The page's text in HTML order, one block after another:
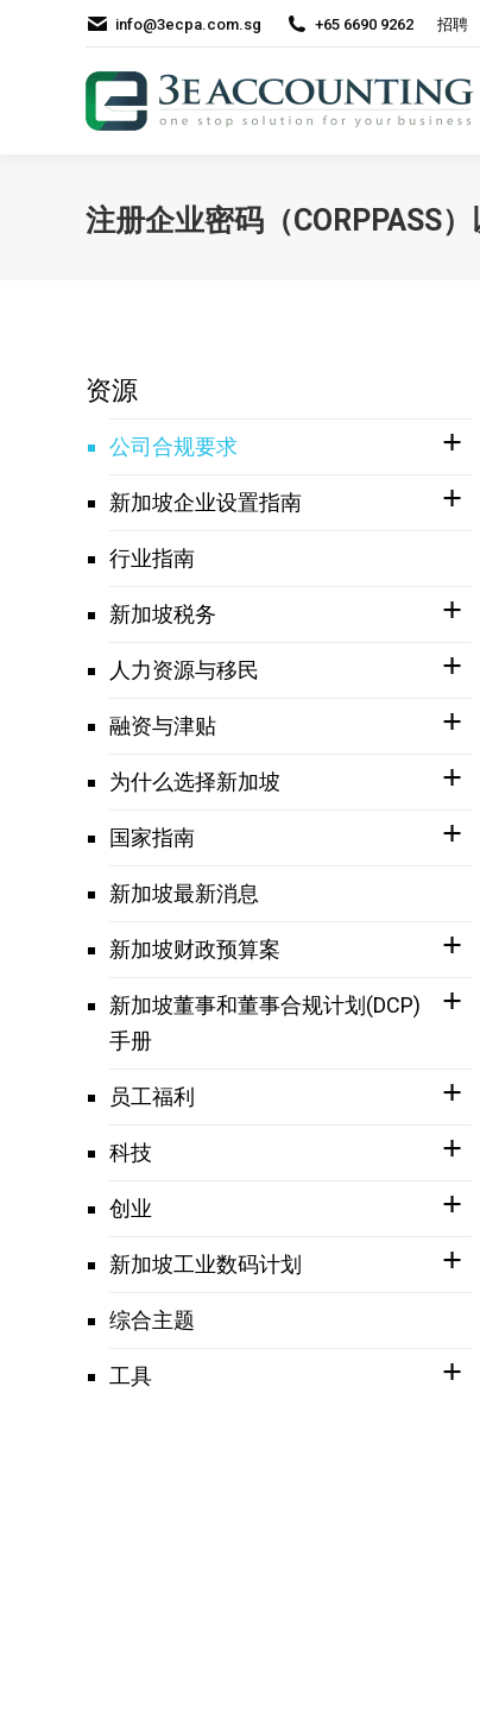
info@3ecpa.com.sg +65 6690 9262 招聘
注册企业密码（CORPPASS
资源
公司合规要求
新加坡企业设置指南
行业指南
新加坡税务
人力资源与移民
融资与津贴
为什么选择新加坡
国家指南
新加坡最新消息
新加坡财政预算案
新加坡董事和董事合规计划(DCP)
手册
员工福利
科技
创业
新加坡工业数码计划
综合主题
工具